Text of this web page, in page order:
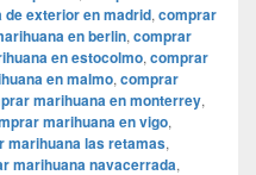
exterior en madrid, comprar
en berlin, comprar
en estocolmo, comprar
en malmo, comprar
marihuana en monterrey,
marihuana en vigo,
marihuana las retamas,
marihuana navacerrada,